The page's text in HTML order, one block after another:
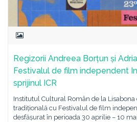
Regizorii Andreea Borțun și
Festivalul de film independent
sprijinul ICR
Institutul Cultural Român de la
tradițională cu Festivalul de film
desfășurat în perioada 30 aprilie – 10